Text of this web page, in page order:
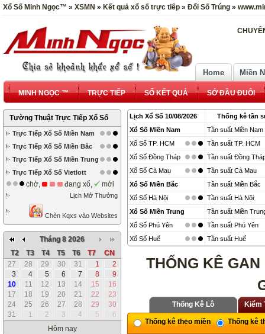
Xổ Số Minh Ngọc™ » XSMN » Kết quả xổ số trực tiếp » Đổi Số Trúng »
Home Miền
MINH NGỌC ™ TRỰC TIẾP SỔ KẾT QUẢ SỚ ĐẦU ĐUÔI
Tường Thuật Trực Tiếp Xổ Số
Trực Tiếp Xổ Số Miền Nam
Trực Tiếp Xổ Số Miền Bắc
Trực Tiếp Xổ Số Miền Trung
Trực Tiếp Xổ Số Vietlott
chờ, đang xổ, mới
Lịch Mở Thưởng
Chèn Kqxs vào Websites
Tháng 8 2026
T2
T3 T4 T5 T6 T7
CN
27
28 29 30 31 1
2
3
4 5 6 7 8
9
10
11 12 13 14 15
16
17
18 19 20 21 22
23
24
25 26 27 28 29
30
31
1 2 3 4 5
6
Hôm nay
Lịch Xổ Số 10/08/2026
Thống kê tần
Xổ Số Miền Nam
Tần suất Miền Nam
Xổ Số TP. HCM
Tần suất TP. HCM
Xổ Số Đồng Tháp
Tần suất Đồng
Xổ Số Cà Mau
Tần suất Cà Mau
Xổ Số Miền Bắc
Tần suất Miền Bắc
Xổ Số Hà Nội
Tần suất Hà Nội
Xổ Số Miền Trung
Tần suất Miền
Xổ Số Phú Yên
Tần suất Phú Yên
Xổ Số Huế
Tần suất Huế
THỐNG KÊ
Thống Kê Lô Kiểm
Thống kê theo miền Thống kê